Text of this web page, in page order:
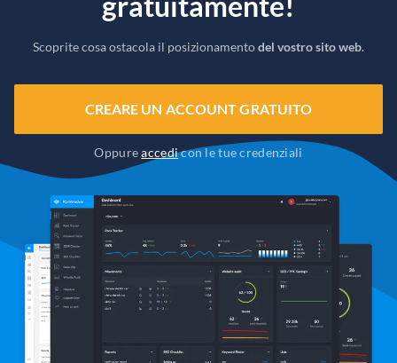
Scoprite cosa ostacola il posizionamentodel vostro sito web.
CREARE UN ACCOUNT GRATUITO
Oppureaccedicon le tue credenziali